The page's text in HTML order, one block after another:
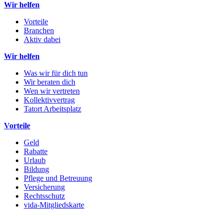
Wir helfen
Vorteile
Branchen
Aktiv dabei
Wir helfen
Was wir für dich tun
Wir beraten dich
Wen wir vertreten
Kollektivvertrag
Tatort Arbeitsplatz
Vorteile
Geld
Rabatte
Urlaub
Bildung
Pflege und Betreuung
Versicherung
Rechtsschutz
vida-Mitgliedskarte